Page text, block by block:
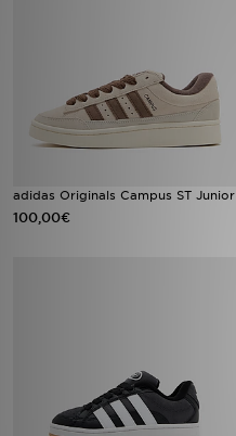
adidas Originals Campus ST Junior
100,00€